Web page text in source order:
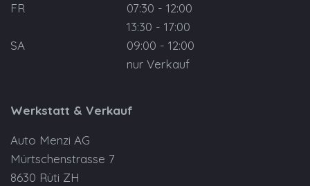
FR
07:30 - 12:00
13:30 - 17:00
SA
09:00 - 12:00
nur Verkauf
Werkstatt & Verkauf
Auto Menzi AG
Mürtschenstrasse 7
8630 Rüti ZH